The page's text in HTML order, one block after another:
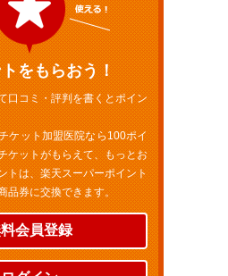
をもらおう！
口コミ・評判を書くとポイン
ケット加盟医院なら100ポイ
ケットがもらえて、もっとお
トは、楽天スーパーポイント
品券に交換できます。
会員登録